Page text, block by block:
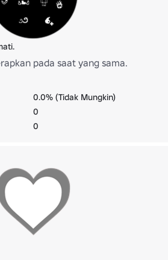
pada saat yang sama.
0.0% (Tidak Mungkin)
0
0